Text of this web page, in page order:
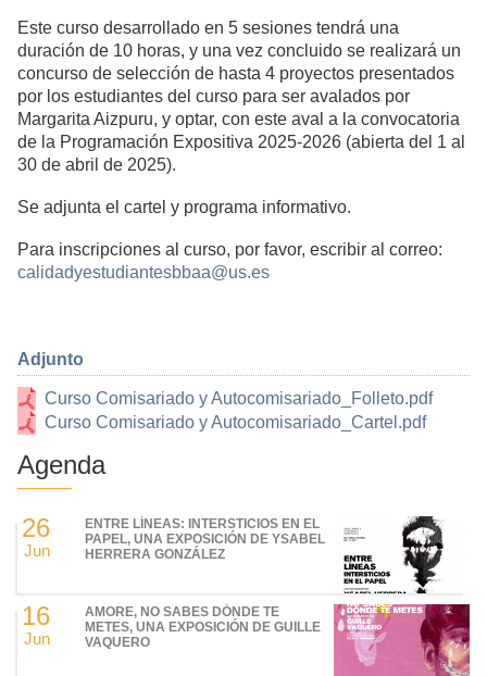
Este curso desarrollado en 5 sesiones tendrá una
duración de 10 horas, y una vez concluido se realizará un
concurso de selección de hasta 4 proyectos presentados
por los estudiantes del curso para ser avalados por
Margarita Aizpuru, y optar, con este aval a la convocatoria
de la Programación Expositiva 2025-2026 (abierta del 1 al
30 de abril de 2025).
Se adjunta el cartel y programa informativo.
Para inscripciones al curso, por favor, escribir al correo:
calidadyestudiantesbbaa@us.es
Adjunto
Curso Comisariado y Autocomisariado_Folleto.pdf
Curso Comisariado y Autocomisariado_Cartel.pdf
Agenda
26
Jun
ENTRE LÍNEAS: INTERSTICIOS EN EL
PAPEL, UNA EXPOSICIÓN DE YSABEL
HERRERA GONZÁLEZ
16
Jun
AMORE, NO SABES DÓNDE TE
METES, UNA EXPOSICIÓN DE GUILLE
VAQUERO